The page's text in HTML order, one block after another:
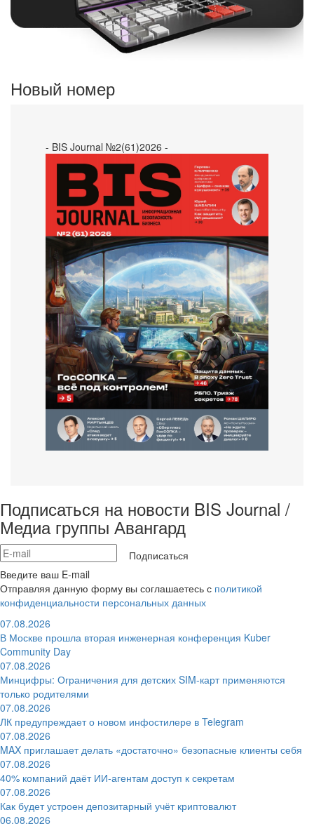
Новый номер
- BIS Journal №2(61)2026 -
Подписаться на новости BIS Journal /
Медиа группы Авангард
Подписаться
Введите ваш E-mail
Отправляя данную форму вы соглашаетесь с политикой
конфиденциальности персональных данных
07.08.2026
В Москве прошла вторая инженерная конференция Kuber
Community Day
07.08.2026
Минцифры: Ограничения для детских SIM-карт применяются
только родителями
07.08.2026
ЛК предупреждает о новом инфостилере в Telegram
07.08.2026
MAX приглашает делать «достаточно» безопасные клиенты себя
07.08.2026
40% компаний даёт ИИ‑агентам доступ к секретам
07.08.2026
Как будет устроен депозитарный учёт криптовалют
06.08.2026